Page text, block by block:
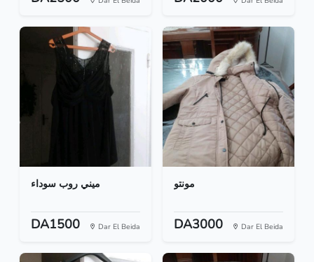
ميني روب سوداء
DA1500 Dar El Beida
مونتو
DA3000 Dar El Beida